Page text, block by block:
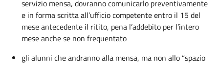
servizio mensa, dovranno comunicarlo preventivamente
e in forma scritta all’ufficio competente entro il 15 del
mese antecedente il ritito, pena l’addebito per l’intero
mese anche se non frequentato
gli alunni che andranno alla mensa, ma non allo “spazio